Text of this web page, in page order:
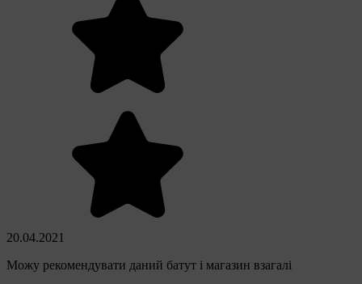
20.04.2021
Можу рекомендувати даний батут і магазин взагалі